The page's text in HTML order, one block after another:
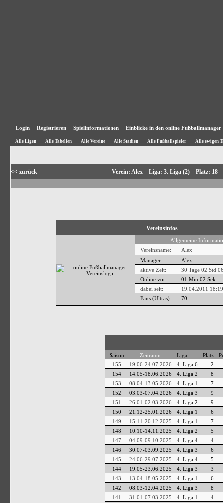
Login Registrieren Spielinformationen Einblicke in den online Fußballmanager
Alle Ligen Alle Tabellen Alle Vereine Alle Stadien Alle Fußballspieler Alle ewigen
<< zurück Verein: Alex Liga: 3. Liga (2) Platz:
Vereinsinfos
Allgemeine
Vereinsname:
Alex
Manager:
Alex
aktive Zeit:
30 Tage 02 Std
Online vor:
01 Min 03 Sek
dabei seit:
19.04.2011
Fans (Ultras):
70
Saison Zeitraum Liga Platz
155
19.06-24.07.2026 4. Liga 6
2
154
14.05-18.06.2026 4. Liga 2
8
153
08.04-13.05.2026 4. Liga 1
7
152
03.03-07.04.2026 4. Liga 3
9
151
26.01-02.03.2026 4. Liga 2
9
150
21.12-25.01.2026 4. Liga 1
6
149
15.11-20.12.2025 4. Liga 1
7
148
10.10-14.11.2025 4. Liga 2
5
147
04.09-09.10.2025 4. Liga 4
4
146
30.07-03.09.2025 4. Liga 3
6
145
24.06-29.07.2025 4. Liga 4
5
144
19.05-23.06.2025 4. Liga 3
3
143
13.04-18.05.2025 4. Liga 1
6
142
08.03-12.04.2025 4. Liga 3
8
141
31.01-07.03.2025 4. Liga 1
4